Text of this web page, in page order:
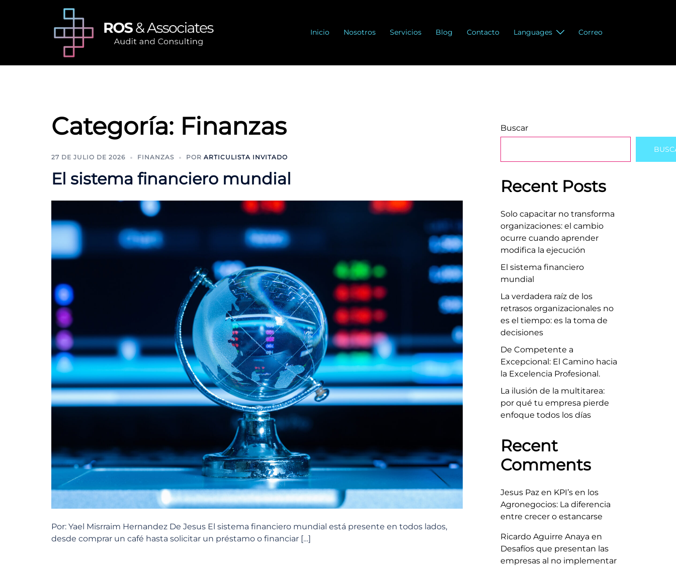
Inicio Nosotros Servicios Blog Contacto Languages Correo
Categoría: Finanzas
27 DE JULIO DE 2026 FINANZAS POR ARTICULISTA INVITADO
El sistema financiero mundial
Por: Yael Misrraim Hernandez De Jesus El sistema financiero mundial está presente en todos lados,
desde comprar un café hasta solicitar un préstamo o financiar […]
Buscar
Recent Posts
Solo capacitar no transforma
organizaciones: el cambio
ocurre cuando aprender
modifica la ejecución
El sistema financiero
mundial
La verdadera raíz de los
retrasos organizacionales no
es el tiempo: es la toma de
decisiones
De Competente a
Excepcional: El Camino hacia
la Excelencia Profesional.
La ilusión de la multitarea:
por qué tu empresa pierde
enfoque todos los días
Recent
Comments
Jesus Pazen KPI’s en los
Agronegocios: La diferencia
entre crecer o estancarse
Ricardo Aguirre Anaya en
Desafíos que presentan las
empresas al no implementar